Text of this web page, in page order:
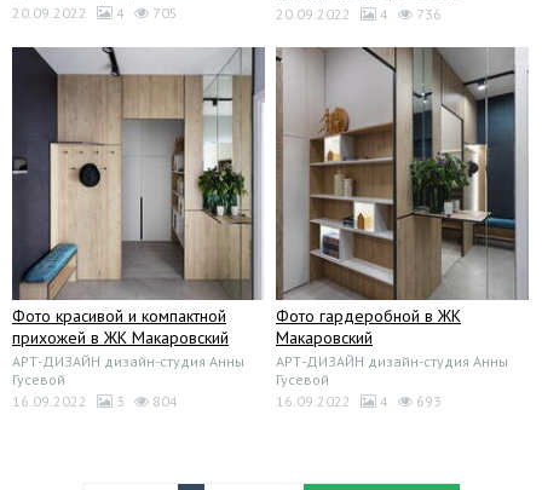
20.09.2022
4 705
20.09.2022
4 736
Фото красивой и компактной
прихожей в ЖК Макаровский
АРТ-ДИЗАЙН дизайн-студия Анны
Гусевой
16.09.2022
3 804
Фото гардеробной в ЖК
Макаровский
АРТ-ДИЗАЙН дизайн-студия Анны
Гусевой
16.09.2022
4 693